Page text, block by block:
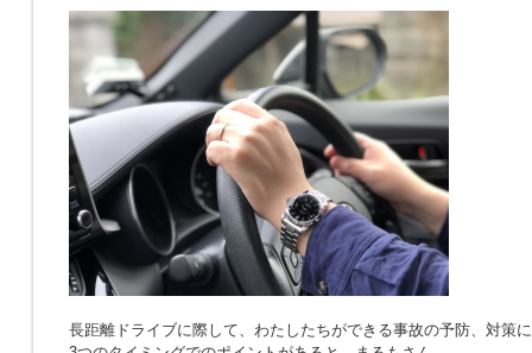
長距離ドライブに際して、わたしたちができる事故の予防、対策